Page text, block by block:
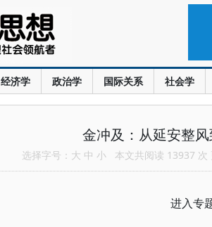
经济学 政治学 国际关系 社会学
金冲及：从延安整
选择字号： 大 中 小 本文共阅读 13937 次
进入专